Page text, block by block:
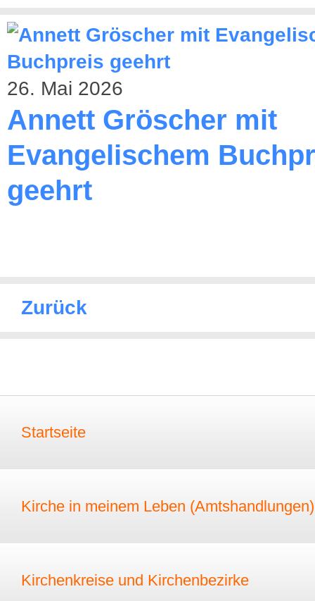
26. Mai 2026
Annett Gröscher mit
Evangelischem
geehrt
Zurück
Startseite
Kirche in meinem Leben (Amtshandlungen)
Kirchenkreise und Kirchenbezirke